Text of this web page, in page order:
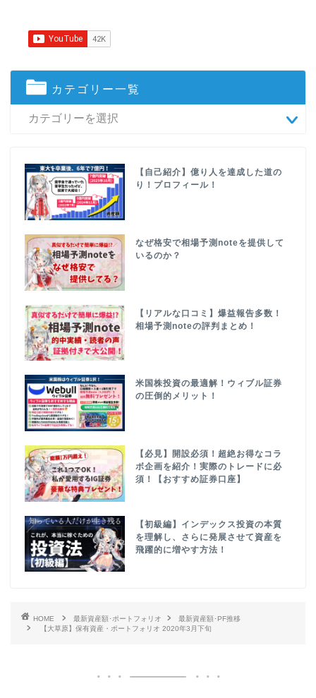
カテゴリー一覧
【自己紹介】億り人を達成した道の
り！プロフィール！
なぜ格安で相場予測noteを提供して
いるのか？
【リアルな口コミ】爆益報告多数！
相場予測noteの評判まとめ！
米国株投資の最適解！ウィブル証券
の圧倒的メリット！
【必見】開設必須！超絶お得なコラ
ボ企画を紹介！実際のトレードに必
須！【おすすめ証券口座】
【初級編】インデックス投資の本質
を理解し、さらに発展させて資産を
飛躍的に増やす方法！
HOME 最新資産額･ポートフォリオ
最新資産額･PF推移
【大草原】保有資産・ポートフォリオ 2020年3月下旬